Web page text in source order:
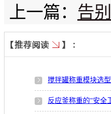
上一篇： 告
搅拌罐称重模块选
反应釜称重的“安全